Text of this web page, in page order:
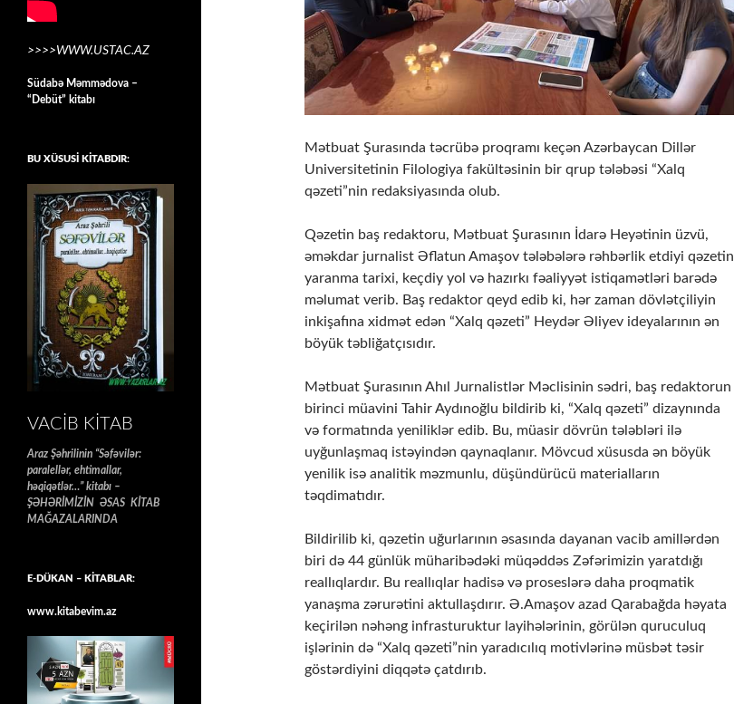
Mətbuat Şurasında təcrübə proqramı keçən Azərbaycan Dillər
Universitetinin Filologiya fakültəsinin bir qrup tələbəsi “Xalq
qəzeti”nin redaksiyasında olub.
Qəzetin baş redaktoru, Mətbuat Şurasının İdarə Heyətinin üzvü,
əməkdar jurnalist Əflatun Amaşov tələbələrə rəhbərlik etdiyi qəzetin
yaranma tarixi, keçdiy yol və hazırkı fəaliyyət istiqamətləri barədə
məlumat verib. Baş redaktor qeyd edib ki, hər zaman dövlətçiliyin
inkişafına xidmət edən “Xalq qəzeti” Heydər Əliyev ideyalarının ən
böyük təbliğatçısıdır.
Mətbuat Şurasının Ahıl Jurnalistlər Məclisinin sədri, baş redaktorun
birinci müavini Tahir Aydınoğlu bildirib ki, “Xalq qəzeti” dizaynında
və formatında yeniliklər edib. Bu, müasir dövrün tələbləri ilə
uyğunlaşmaq istəyindən qaynaqlanır. Mövcud xüsusda ən böyük
yenilik isə analitik məzmunlu, düşündürücü materialların
təqdimatıdır.
Bildirilib ki, qəzetin uğurlarının əsasında dayanan vacib amillərdən
biri də 44 günlük müharibədəki müqəddəs Zəfərimizin yaratdığı
reallıqlardır. Bu reallıqlar hadisə və proseslərə daha proqmatik
yanaşma zərurətini aktullaşdırır. Ə.Amaşov azad Qarabağda həyata
keçirilən nəhəng infrasturuktur layihələrinin, görülən quruculuq
işlərinin də “Xalq qəzeti”nin yaradıcılıq motivlərinə müsbət təsir
göstərdiyini diqqətə çatdırıb.
>>>>WWW.USTAC.AZ
Südabə Məmmədova –
“Debüt” kitabı
BU XÜSUSİ KİTABDIR:
VACIB KITAB
Araz Şəhrilinin “Səfəvilər:
paralellər, ehtimallar,
həqiqətlər…” kitabı –
ŞƏHƏRİMİZİN ƏSAS KİTAB
MAĞAZALARINDA
E-DÜKAN – KİTABLAR:
www.kitabevim.az